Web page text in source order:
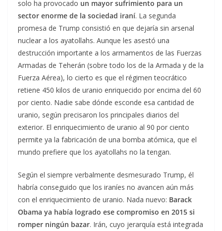
solo ha provocado un mayor sufrimiento para un
sector enorme de la sociedad iraní. La segunda
promesa de Trump consistió en que dejaría sin arsenal
nuclear a los ayatollahs. Aunque les asestó una
destrucción importante a los armamentos de las Fuerzas
Armadas de Teherán (sobre todo los de la Armada y de la
Fuerza Aérea), lo cierto es que el régimen teocrático
retiene 450 kilos de uranio enriquecido por encima del 60
por ciento. Nadie sabe dónde esconde esa cantidad de
uranio, según precisaron los principales diarios del
exterior. El enriquecimiento de uranio al 90 por ciento
permite ya la fabricación de una bomba atómica, que el
mundo prefiere que los ayatollahs no la tengan.
Según el siempre verbalmente desmesurado Trump, él
habría conseguido que los iraníes no avancen aún más
con el enriquecimiento de uranio. Nada nuevo: Barack
Obama ya había logrado ese compromiso en 2015 si
romper ningún bazar. Irán, cuyo jerarquía está integrada